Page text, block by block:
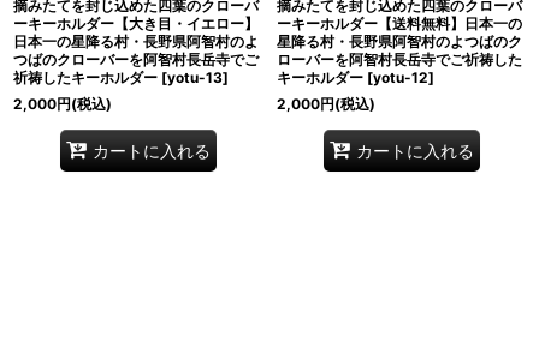
摘みたてを封じ込めた四葉のクローバ
ーキーホルダー【大き目・イエロー】
日本一の星降る村・長野県阿智村のよ
つばのクローバーを阿智村長岳寺でご
祈祷したキーホルダー [yotu-13]
2,000円(税込)
カートに入れる
摘みたてを封じ込めた四葉のクローバ
ーキーホルダー【送料無料】日本一の
星降る村・長野県阿智村のよつばのク
ローバーを阿智村長岳寺でご祈祷した
キーホルダー [yotu-12]
2,000円(税込)
カートに入れる